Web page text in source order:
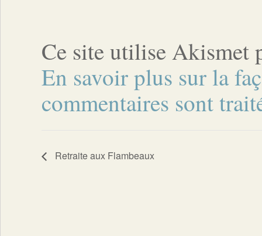
Ce site utilise Akismet
En savoir plus sur la
commentaires sont
Retraite aux Flambeaux